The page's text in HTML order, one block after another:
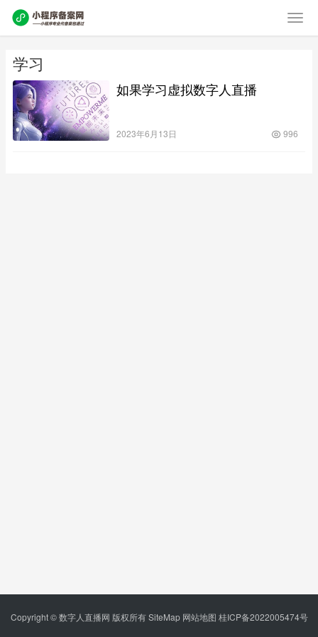
学习
如果学习虚拟数字人直播
2023年6月13日 996
Copyright © 数字人直播网 版权所有SiteMap 网站地图 桂ICP备2022005474号